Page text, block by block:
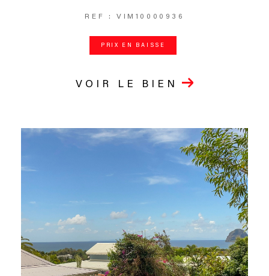
REF : VIM10000936
PRIX EN BAISSE
VOIR LE BIEN